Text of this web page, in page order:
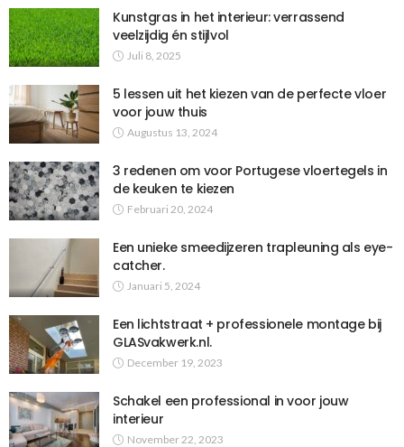
Kunstgras in het interieur: verrassend
veelzijdig én stijlvol
Juli 8, 2025
5 lessen uit het kiezen van de perfecte vloer
voor jouw thuis
Augustus 13, 2024
3 redenen om voor Portugese vloertegels in
de keuken te kiezen
Februari 20, 2024
Een unieke smeedijzeren trapleuning als eye-
catcher.
Januari 5, 2024
Een lichtstraat + professionele montage bij
GLASvakwerk.nl.
December 19, 2023
Schakel een professional in voor jouw
interieur
November 22, 2023